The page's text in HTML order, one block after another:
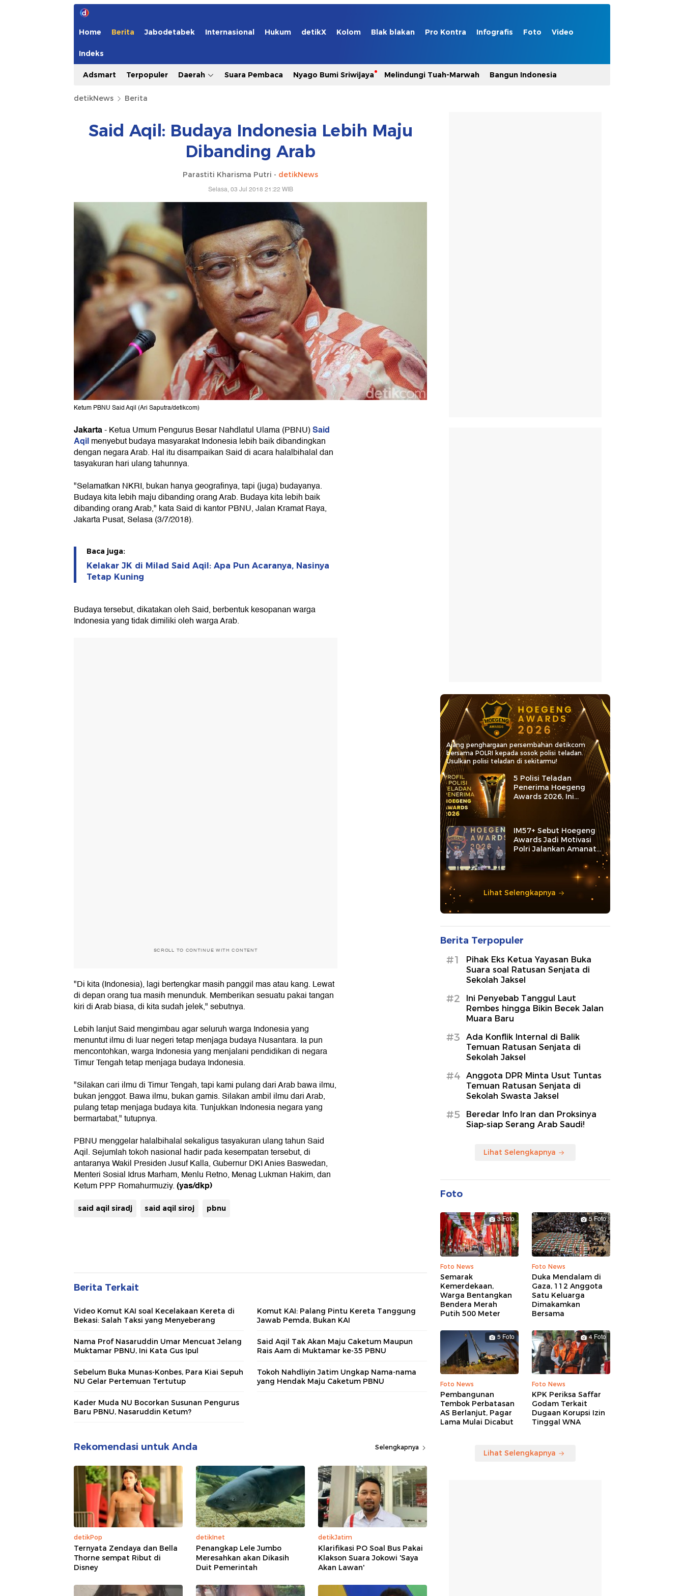
Home Berita Jabodetabek Internasional Hukum detikX Kolom Blak blakan Pro Kontra Infografis Foto Video
Indeks
Adsmart Terpopuler Daerah Suara Pembaca Nyago Bumi Sriwijaya Melindungi Tuah-Marwah Bangun Indonesia
detikNews Berita
Said Aqil: Budaya Indonesia Lebih Maju
Dibanding Arab
Parastiti Kharisma Putri - detikNews
Selasa, 03 Jul 2018 21:22 WIB
Ketum PBNU Said Aqil (Ari Saputra/detikcom)
Jakarta-Ketua Umum Pengurus Besar Nahdlatul Ulama (PBNU)Said
Aqilmenyebut budaya masyarakat Indonesia lebih baik dibandingkan
dengan negara Arab. Hal itu disampaikan Said di acara halalbihalal dan
tasyakuran hari ulang tahunnya.
"Selamatkan NKRI, bukan hanya geografinya, tapi (juga) budayanya.
Budaya kita lebih maju dibanding orang Arab. Budaya kita lebih baik
dibanding orang Arab," kata Said di kantor PBNU, Jalan Kramat Raya,
Jakarta Pusat, Selasa (3/7/2018).
Baca juga:
Kelakar JK di Milad Said Aqil: Apa Pun Acaranya, Nasinya
Tetap Kuning
Budaya tersebut, dikatakan oleh Said, berbentuk kesopanan warga
Indonesia yang tidak dimiliki oleh warga Arab.
SCROLL TO CONTINUE WITH CONTENT
"Di kita (Indonesia), lagi bertengkar masih panggil mas atau kang. Lewat
di depan orang tua masih menunduk. Memberikan sesuatu pakai tangan
kiri di Arab biasa, di kita sudah jelek," sebutnya.
Lebih lanjut Said mengimbau agar seluruh warga Indonesia yang
menuntut ilmu di luar negeri tetap menjaga budaya Nusantara. Ia pun
mencontohkan, warga Indonesia yang menjalani pendidikan di negara
Timur Tengah tetap menjaga budaya Indonesia.
"Silakan cari ilmu di Timur Tengah, tapi kami pulang dari Arab bawa ilmu,
bukan jenggot. Bawa ilmu, bukan gamis. Silakan ambil ilmu dari Arab,
pulang tetap menjaga budaya kita. Tunjukkan Indonesia negara yang
bermartabat," tutupnya.
PBNU menggelar halalbihalal sekaligus tasyakuran ulang tahun Said
Aqil. Sejumlah tokoh nasional hadir pada kesempatan tersebut, di
antaranya Wakil Presiden Jusuf Kalla, Gubernur DKI Anies Baswedan,
Menteri Sosial Idrus Marham, Menlu Retno, Menag Lukman Hakim, dan
Ketum PPP Romahurmuziy.(yas/dkp)
said aqil siradj said aqil siroj pbnu
Berita Terkait
Video Komut KAI soal Kecelakaan Kereta di
Bekasi: Salah Taksi yang Menyeberang
Komut KAI: Palang Pintu Kereta Tanggung
Jawab Pemda, Bukan KAI
Nama Prof Nasaruddin Umar Mencuat Jelang
Muktamar PBNU, Ini Kata Gus Ipul
Said Aqil Tak Akan Maju Caketum Maupun
Rais Aam di Muktamar ke-35 PBNU
Sebelum Buka Munas-Konbes, Para Kiai Sepuh
NU Gelar Pertemuan Tertutup
Tokoh Nahdliyin Jatim Ungkap Nama-nama
yang Hendak Maju Caketum PBNU
Kader Muda NU Bocorkan Susunan Pengurus
Baru PBNU, Nasaruddin Ketum?
Rekomendasi untuk Anda Selengkapnya
detikPop
Ternyata Zendaya dan Bella
Thorne sempat Ribut di
Disney
detikInet
Penangkap Lele Jumbo
Meresahkan akan Dikasih
Duit Pemerintah
detikJatim
Klarifikasi PO Soal Bus Pakai
Klakson Suara Jokowi 'Saya
Akan Lawan'
Ajang penghargaan persembahan detikcom
bersama POLRI kepada sosok polisi teladan.
Usulkan polisi teladan di sekitarmu!
5 Polisi Teladan
Penerima Hoegeng
Awards 2026, Ini
Kategori dan Kiprahnya
IM57+ Sebut Hoegeng
Awards Jadi Motivasi
Polri Jalankan Amanat
Lihat Selengkapnya
Berita Terpopuler
#1
Pihak Eks Ketua Yayasan Buka
Suara soal Ratusan Senjata di
Sekolah Jaksel
#2
Ini Penyebab Tanggul Laut
Rembes hingga Bikin Becek Jalan
Muara Baru
#3
Ada Konflik Internal di Balik
Temuan Ratusan Senjata di
Sekolah Jaksel
#4
Anggota DPR Minta Usut Tuntas
Temuan Ratusan Senjata di
Sekolah Swasta Jaksel
#5
Beredar Info Iran dan Proksinya
Siap-siap Serang Arab Saudi!
Lihat Selengkapnya
Foto
3 Foto
Foto News
Semarak
Kemerdekaan,
Warga Bentangkan
Bendera Merah
Putih 500 Meter
5 Foto
Foto News
Duka Mendalam di
Gaza, 112 Anggota
Satu Keluarga
Dimakamkan
Bersama
5 Foto
Foto News
Pembangunan
Tembok Perbatasan
AS Berlanjut, Pagar
Lama Mulai Dicabut
4 Foto
Foto News
KPK Periksa Saffar
Godam Terkait
Dugaan Korupsi Izin
Tinggal WNA
Lihat Selengkapnya